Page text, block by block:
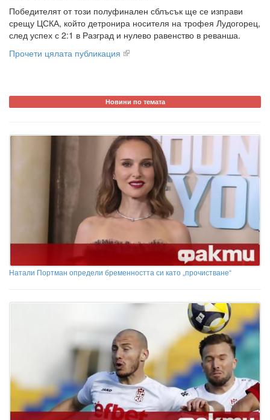
Победителят от този полуфинален сблъсък ще се изправи
срещу ЦСКА, който детронира носителя на трофея Лудогорец,
след успех с 2:1 в Разград и нулево равенство в реванша.
Прочети цялата публикация
Новини по темата
Натали Портман определи бременността си като „прочистване“